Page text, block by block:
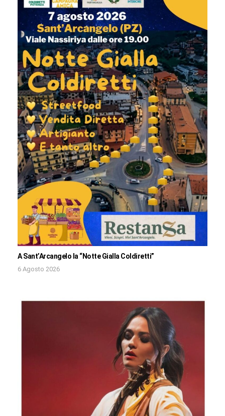
A Sant’Arcangelo la “Notte Gialla Coldiretti”
6 Agosto 2026